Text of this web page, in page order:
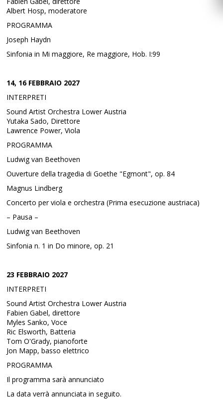
Albert Hosp, moderatore
PROGRAMMA
Joseph Haydn
Sinfonia in Mi maggiore, Re maggiore, Hob. I:99
14, 16 FEBBRAIO 2027
INTERPRETI
Sound Artist Orchestra Lower Austria
Yutaka Sado, Direttore
Lawrence Power, Viola
PROGRAMMA
Ludwig van Beethoven
Ouverture della tragedia di Goethe "Egmont", op. 84
Magnus Lindberg
Concerto per viola e orchestra (Prima esecuzione austriaca)
– Pausa –
Ludwig van Beethoven
Sinfonia n. 1 in Do minore, op. 21
23 FEBBRAIO 2027
INTERPRETI
Sound Artist Orchestra Lower Austria
Fabien Gabel, direttore
Myles Sanko, Voce
Ric Elsworth, Batteria
Tom O'Grady, pianoforte
Jon Mapp, basso elettrico
PROGRAMMA
Il programma sarà annunciato
La data verrà annunciata in seguito.